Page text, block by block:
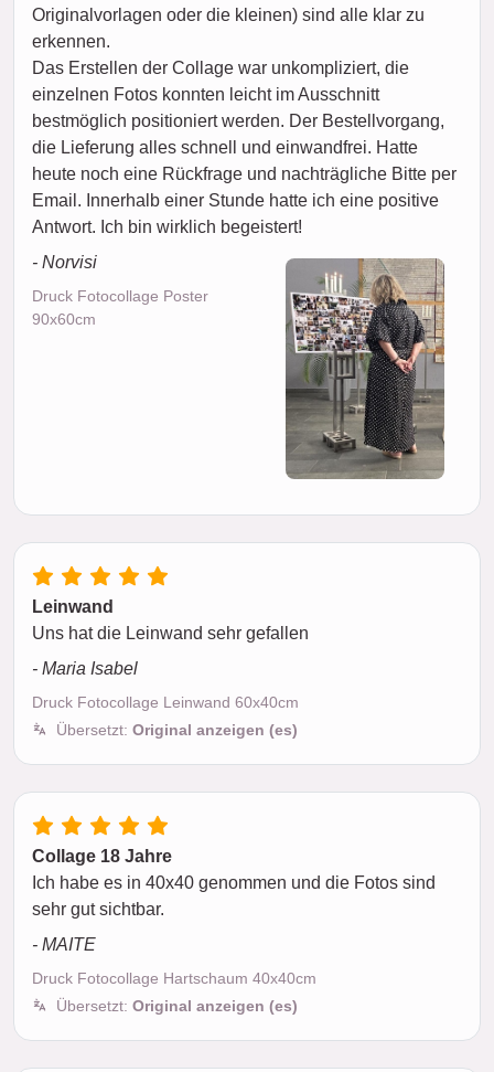
Originalvorlagen oder die kleinen) sind alle klar zu
erkennen.
Das Erstellen der Collage war unkompliziert, die
einzelnen Fotos konnten leicht im Ausschnitt
bestmöglich positioniert werden. Der Bestellvorgang,
die Lieferung alles schnell und einwandfrei. Hatte
heute noch eine Rückfrage und nachträgliche Bitte per
Email. Innerhalb einer Stunde hatte ich eine positive
Antwort. Ich bin wirklich begeistert!
- Norvisi
Druck Fotocollage Poster
90x60cm
Leinwand
Uns hat die Leinwand sehr gefallen
- Maria Isabel
Druck Fotocollage Leinwand 60x40cm
Übersetzt: Original anzeigen (es)
Collage 18 Jahre
Ich habe es in 40x40 genommen und die Fotos sind
sehr gut sichtbar.
- MAITE
Druck Fotocollage Hartschaum 40x40cm
Übersetzt: Original anzeigen (es)